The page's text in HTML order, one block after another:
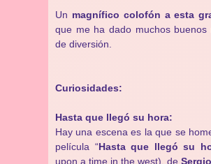
Un magnífico colofón a esta
que me ha dado muchos buenos
de diversión.
Curiosidades:
Hasta que llegó su hora:
Hay una escena es la que se
película “Hasta que llegó su
upon a time in the west), de